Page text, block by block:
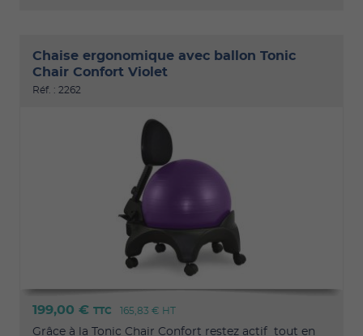
Chaise ergonomique avec ballon Tonic
Chair Confort Violet
Réf. : 2262
199,00 € TTC 165,83 € HT
Grâce à la Tonic Chair Confort restez actif tout en